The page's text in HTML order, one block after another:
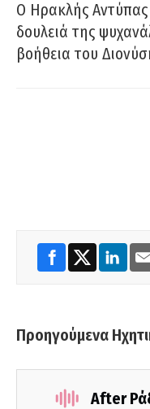
Ο Ηρακλής
δουλειά της
βοήθεια του
Προηγούμενα
After